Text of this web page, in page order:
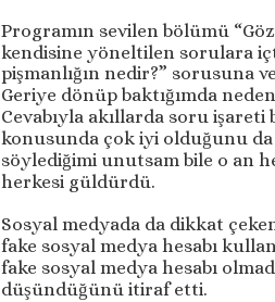
Programın sevilen bölümü
kendisine yöneltilen sorulara
pişmanlığın nedir?” sorusuna
Geriye dönüp baktığımda
Cevabıyla akıllarda soru
konusunda çok iyi olduğunu
söylediğimi unutsam bile o an
herkesi güldürdü.
Sosyal medyada da dikkat
fake sosyal medya hesabı
fake sosyal medya hesabı
düşündüğünü itiraf etti.